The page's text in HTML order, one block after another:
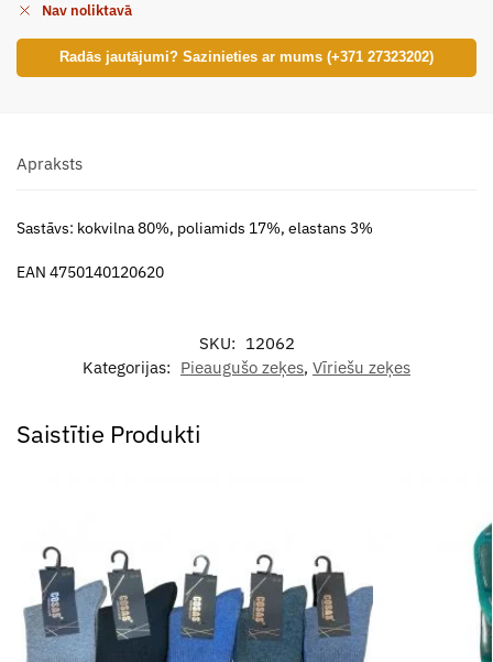
Nav noliktavā
Radās jautājumi? Sazinieties ar mums (+371 27323202)
Apraksts
Sastāvs: kokvilna 80%, poliamids 17%, elastans 3%
EAN 4750140120620
SKU: 12062
Kategorijas: Pieaugušo zeķes, Vīriešu zeķes
Saistītie Produkti